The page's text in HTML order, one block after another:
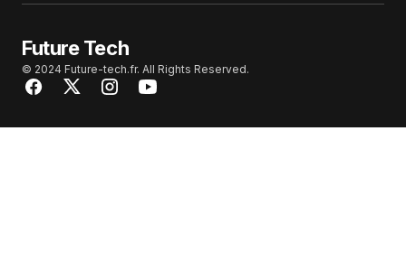
Future Tech
© 2024 Future-tech.fr. All Rights Reserved.